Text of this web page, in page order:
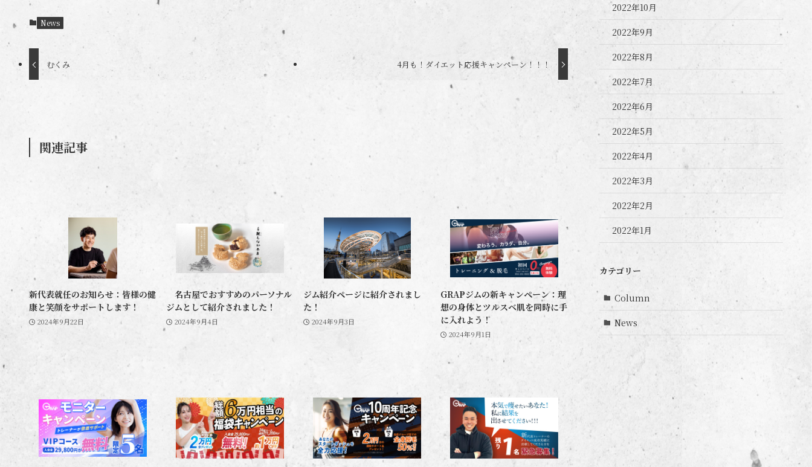
News
むくみ 4月も！ダイエット応援キャンペーン！！！
関連記事
新代表就任のお知らせ：皆様の健
康と笑顔をサポートします！
2024年9月22日
名古屋でおすすめのパーソナル
ジムとして紹介されました！
2024年9月4日
ジム紹介ページに紹介されまし
た！
2024年9月3日
GRAPジムの新キャンペーン：理
想の身体とツルスベ肌を同時に手
に入れよう！
2024年9月1日
2022年10月
2022年9月
2022年8月
2022年7月
2022年6月
2022年5月
2022年4月
2022年3月
2022年2月
2022年1月
カテゴリー
Column
News